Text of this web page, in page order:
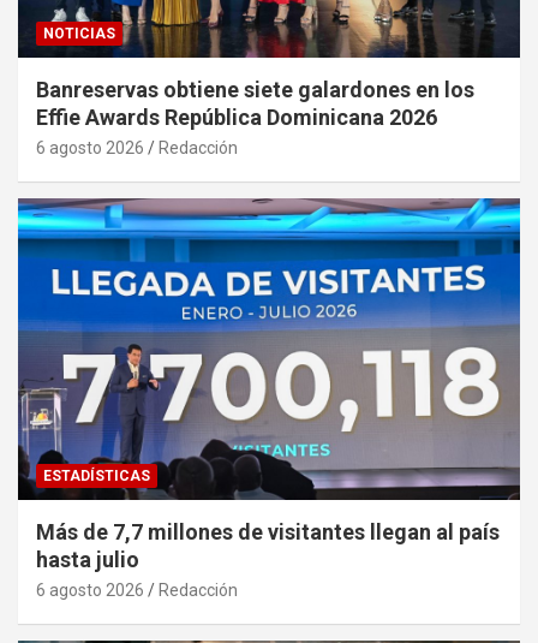
NOTICIAS
Banreservas obtiene siete galardones en los
Effie Awards República Dominicana 2026
6 agosto 2026 Redacción
ESTADÍSTICAS
Más de 7,7 millones de visitantes llegan al país
hasta julio
6 agosto 2026 Redacción